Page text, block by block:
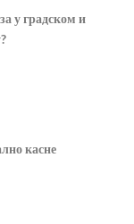
у градском и
касне